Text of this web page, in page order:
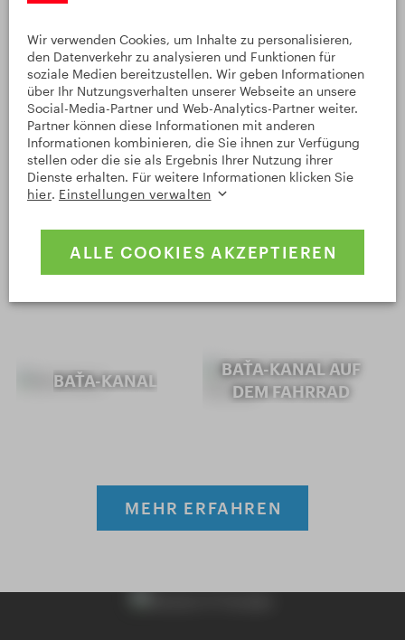
TSCHECHIEN
HEILBAD HODONÍN
PENZION U
BAŤA-KANAL
BAŤA-KANAL AUF
DEM FAHRRAD
MEHR ERFAHREN
Wir verwenden Cookies, um Inhalte zu personalisieren,
den Datenverkehr zu analysieren und Funktionen für
soziale Medien bereitzustellen. Wir geben Informationen
über Ihr Nutzungsverhalten unserer Webseite an unsere
Social-Media-Partner und Web-Analytics-Partner weiter.
Partner können diese Informationen mit anderen
Informationen kombinieren, die Sie ihnen zur Verfügung
stellen oder die sie als Ergebnis Ihrer Nutzung ihrer
Dienste erhalten. Für weitere Informationen klicken Sie
hier. Einstellungen verwalten
ALLE COOKIES AKZEPTIEREN